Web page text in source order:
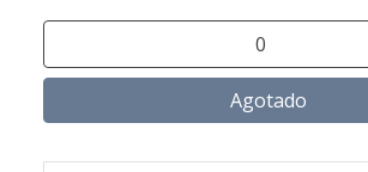
Agotado